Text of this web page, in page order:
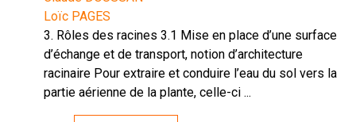
Loïc PAGES
3. Rôles des racines 3.1 Mise en place d’une surface
d’échange et de transport, notion d’architecture
racinaire Pour extraire et conduire l’eau du sol vers la
partie aérienne de la plante, celle-ci ...